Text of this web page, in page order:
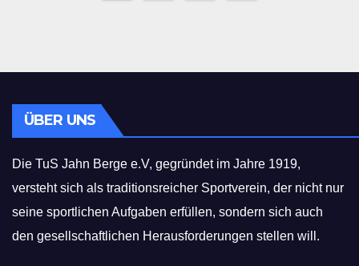
ÜBER UNS
Die TuS Jahn Berge e.V, gegründet im Jahre 1919,
versteht sich als traditionsreicher Sportverein, der nicht nur
seine sportlichen Aufgaben erfüllen, sondern sich auch
den gesellschaftlichen Herausforderungen stellen will.